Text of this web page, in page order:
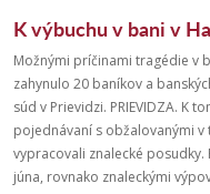
K výbuchu v bani v
Možnými príčinami tragédie v
zahynulo 20 baníkov a
súd v Prievidzi. PRIEVIDZA. K
pojednávaní s obžalovanými
vypracovali znalecké
júna, rovnako znaleckými